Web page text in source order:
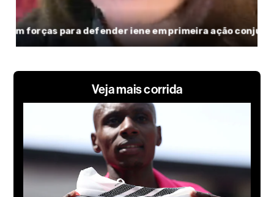
Veja mais corrida